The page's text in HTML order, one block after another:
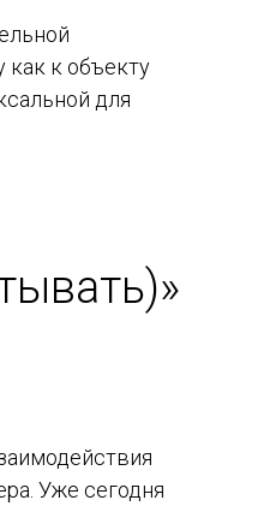
как к объекту
для
Уже сегодня